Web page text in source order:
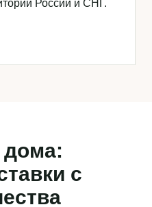
России и СНГ.
дома:
с